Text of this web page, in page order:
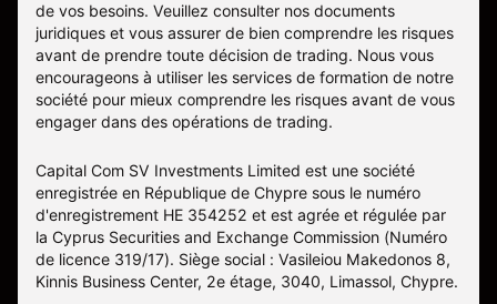
de vos besoins. Veuillez consulter nos documents
juridiques et vous assurer de bien comprendre les risques
avant de prendre toute décision de trading. Nous vous
encourageons à utiliser les services de formation de notre
société pour mieux comprendre les risques avant de vous
engager dans des opérations de trading.
Capital Com SV Investments Limited est une société
enregistrée en République de Chypre sous le numéro
d'enregistrement HE 354252 et est agrée et régulée par
la Cyprus Securities and Exchange Commission (Numéro
de licence 319/17). Siège social : Vasileiou Makedonos 8,
Kinnis Business Center, 2e étage, 3040, Limassol, Chypre.